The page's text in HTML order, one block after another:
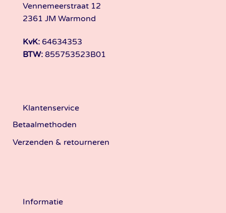
Vennemeerstraat 12
2361 JM Warmond
KvK: 64634353
BTW: 855753523B01
Klantenservice
Betaalmethoden
Verzenden & retourneren
Informatie